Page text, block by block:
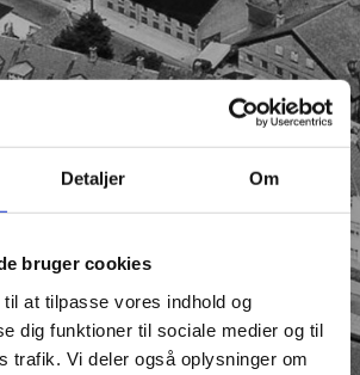
Detaljer Om
bruger cookies
at tilpasse vores indhold og
dig funktioner til sociale medier og til
trafik. Vi deler også oplysninger om